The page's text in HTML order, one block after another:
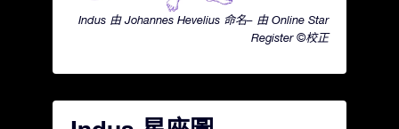
Indus 由 Johannes Hevelius 命名– 由 Online Star
Register ©校正